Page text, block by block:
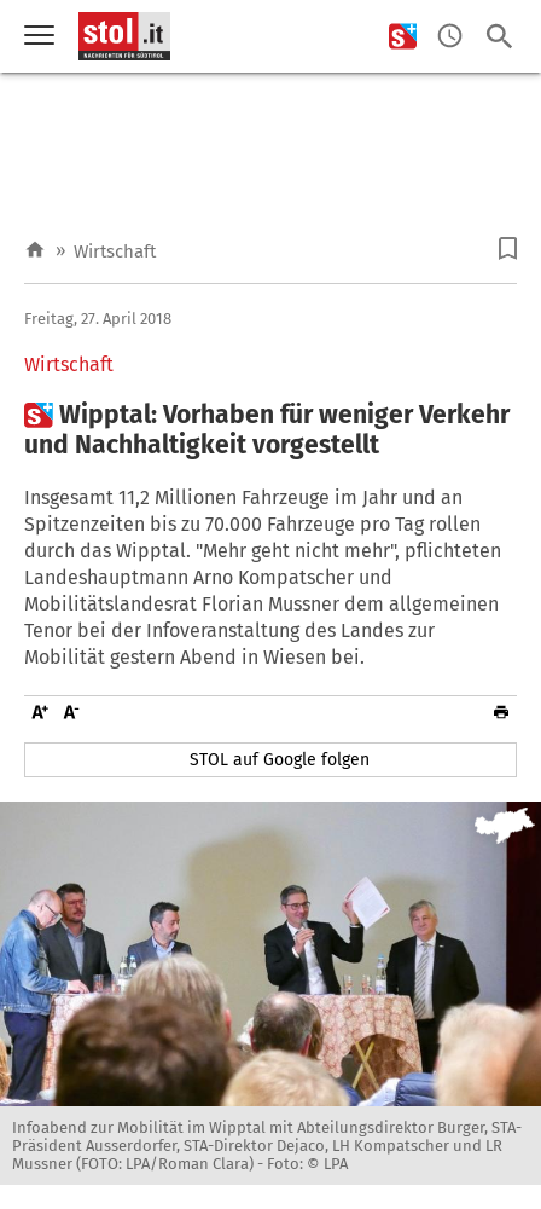
» Wirtschaft
Wirtschaft
Freitag, 27. April 2018
Wipptal: Vorhaben für weniger Verkehr
und Nachhaltigkeit vorgestellt
Insgesamt 11,2 Millionen Fahrzeuge im Jahr und an
Spitzenzeiten bis zu 70.000 Fahrzeuge pro Tag rollen
durch das Wipptal. "Mehr geht nicht mehr", pflichteten
Landeshauptmann Arno Kompatscher und
Mobilitätslandesrat Florian Mussner dem allgemeinen
Tenor bei der Infoveranstaltung des Landes zur
Mobilität gestern Abend in Wiesen bei.
STOL auf Google folgen
Infoabend zur Mobilität im Wipptal mit Abteilungsdirektor Burger, STA-
Präsident Ausserdorfer, STA-Direktor Dejaco, LH Kompatscher und LR
Mussner (FOTO: LPA/Roman Clara) - Foto: © LPA